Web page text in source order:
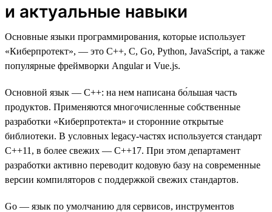
и актуальные навыки
Основные языки программирования, которые использует
«Киберпротект», — это C++, C, Go, Python, JavaScript, а также
популярные фреймворки Angular и Vue.js.
Основной язык — C++: на нем написана бо́льшая часть
продуктов. Применяются многочисленные собственные
разработки «Киберпротекта» и сторонние открытые
библиотеки. В условных legacy-частях используется стандарт
C++11, в более свежих — С++17. При этом департамент
разработки активно переводит кодовую базу на современные
версии компиляторов с поддержкой свежих стандартов.
Go — язык по умолчанию для сервисов, инструментов